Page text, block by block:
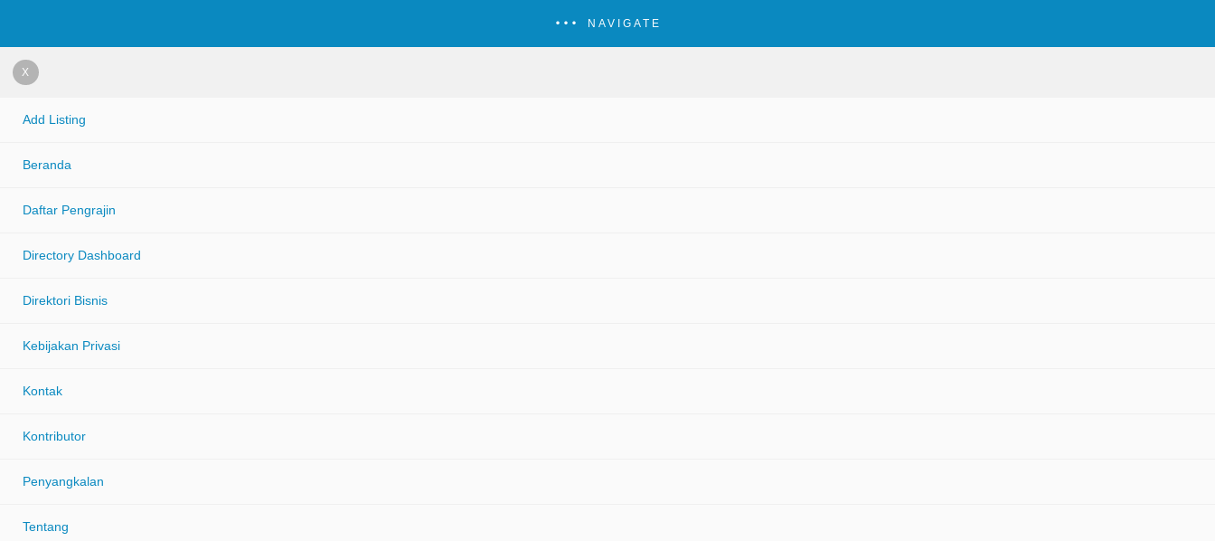
NAVIGATE
X
Add Listing
Beranda
Daftar Pengrajin
Directory Dashboard
Direktori Bisnis
Kebijakan Privasi
Kontak
Kontributor
Penyangkalan
Tentang